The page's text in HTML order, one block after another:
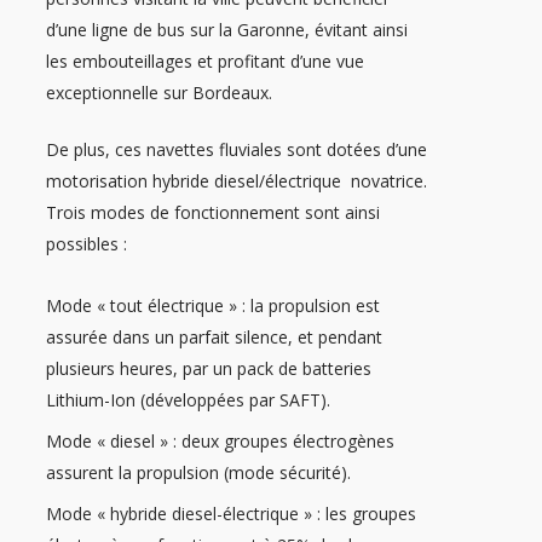
d’une ligne de bus sur la Garonne, évitant ainsi
les embouteillages et profitant d’une vue
exceptionnelle sur Bordeaux.
De plus, ces navettes fluviales sont dotées d’une
motorisation hybride diesel/électrique novatrice.
Trois modes de fonctionnement sont ainsi
possibles :
Mode « tout électrique » : la propulsion est
assurée dans un parfait silence, et pendant
plusieurs heures, par un pack de batteries
Lithium-Ion (développées par SAFT).
Mode « diesel » : deux groupes électrogènes
assurent la propulsion (mode sécurité).
Mode « hybride diesel-électrique » : les groupes